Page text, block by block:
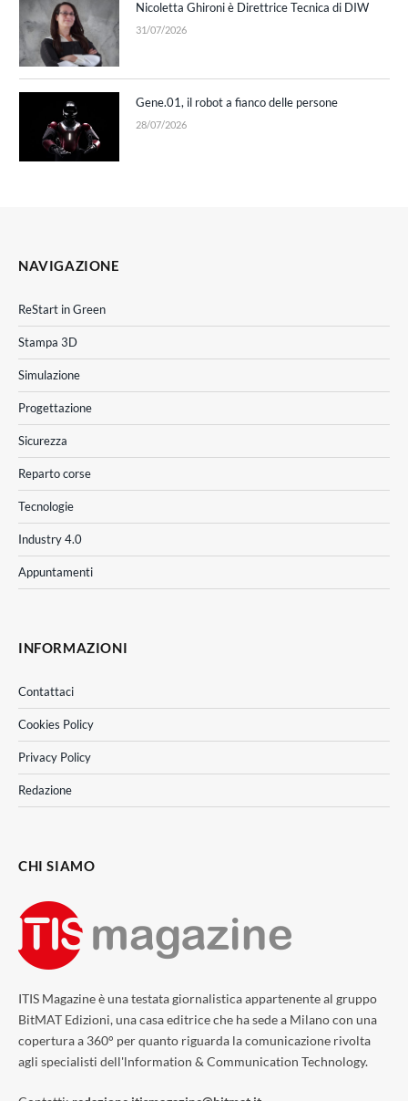
Nicoletta Ghironi è Direttrice Tecnica di DIW
31/07/2026
Gene.01, il robot a fianco delle persone
28/07/2026
NAVIGAZIONE
ReStart in Green
Stampa 3D
Simulazione
Progettazione
Sicurezza
Reparto corse
Tecnologie
Industry 4.0
Appuntamenti
INFORMAZIONI
Contattaci
Cookies Policy
Privacy Policy
Redazione
CHI SIAMO
ITIS Magazine è una testata giornalistica appartenente al gruppo
BitMAT Edizioni, una casa editrice che ha sede a Milano con una
copertura a 360° per quanto riguarda la comunicazione rivolta
agli specialisti dell'lnformation & Communication Technology.